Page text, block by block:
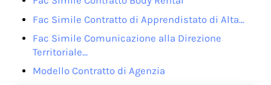
Fac Simile Contratto di Apprendistato di Alta…
Fac Simile Comunicazione alla Direzione
Territoriale…
Modello Contratto di Agenzia